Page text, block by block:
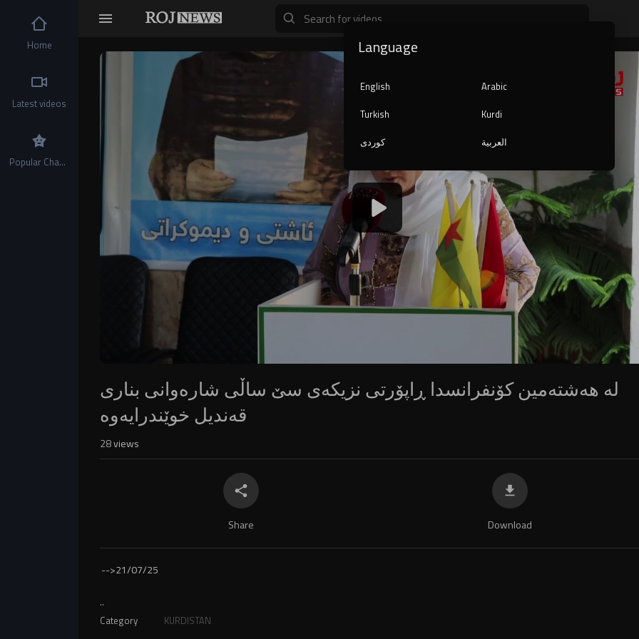
Video
240p
auto
لە هەشتەمین کۆنفرانسدا ڕاپۆرتی نزیکەی سێ ساڵی شارەوانی بناری
قەندیل خوێندرایەوە
28views
Share Download
-->21/07/25
..
Category KURDISTAN
Home
Latest videos
Popular Channels
Language
English
Arabic
Turkish
Kurdi
کوردی
العربية